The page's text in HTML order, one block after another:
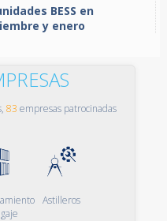
BESS en
y enero
83 empresas patrocinadas
Astilleros